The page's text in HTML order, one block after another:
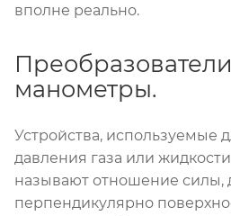
вполне реально.
манометры.
Устройства, используемые
давления газа или
называют отношение силы,
перпендикулярно